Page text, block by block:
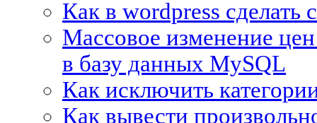
Как в wordpress сделать
Массовое изменение
в базу данных MySQL
Как исключить
Как вывести